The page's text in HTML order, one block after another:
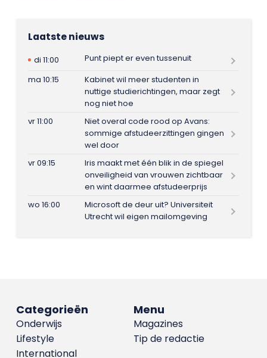
Laatste nieuws
di 11:00
Punt piept er even tussenuit
ma 10:15
Kabinet wil meer studenten in
nuttige studierichtingen, maar zegt
nog niet hoe
vr 11:00
Niet overal code rood op Avans:
sommige afstudeerzittingen gingen
wel door
vr 09:15
Iris maakt met één blik in de spiegel
onveiligheid van vrouwen zichtbaar
en wint daarmee afstudeerprijs
wo 16:00
Microsoft de deur uit? Universiteit
Utrecht wil eigen mailomgeving
Menu
Magazines
Tip de redactie
Categorieën
Onderwijs
Lifestyle
International